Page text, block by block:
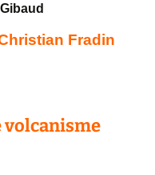
Fradin
volcanisme